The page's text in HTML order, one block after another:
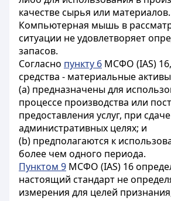
качестве сырья или материалов.
Компьютерная мышь в
ситуации не удовлетворяет
запасов.
Согласно пункту 6 МСФО (IAS)
средства - материальные
(a) предназначены для
процессе производства или
предоставления услуг, при
административных целях; и
(b) предполагаются к
более чем одного периода.
Пунктом 9 МСФО (IAS) 16
настоящий стандарт не
измерения для целей